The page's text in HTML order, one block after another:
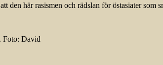
att den här rasismen och rädslan för östasiater
Foto: David